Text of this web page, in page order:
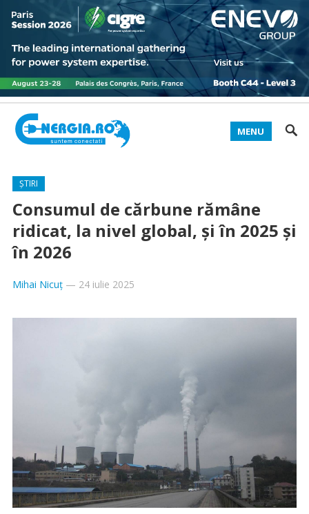
MENU
ȘTIRI
Consumul de cărbune rămâne
ridicat, la nivel global, și în 2025 și
în 2026
Mihai Nicuț— 24 iulie 2025